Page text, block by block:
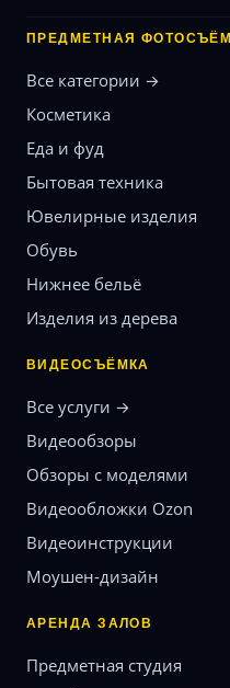
ПРЕДМЕТНАЯ
Все категории →
Косметика
Еда и фуд
Бытовая техника
Ювелирные изделия
Обувь
Нижнее бельё
Изделия из дерева
ВИДЕОСЪЁМКА
Все услуги →
Видеообзоры
Обзоры с моделями
Видеообложки Ozon
Видеоинструкции
Моушен-дизайн
АРЕНДА ЗАЛОВ
Предметная студия